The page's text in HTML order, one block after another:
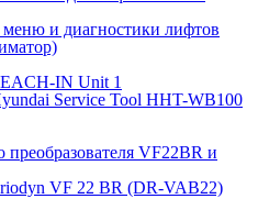
меню и диагностики лифтов
IN Unit 1
Service Tool HHT-WB100
преобразователя VF22BR и
VF 22 BR (DR-VAB22)